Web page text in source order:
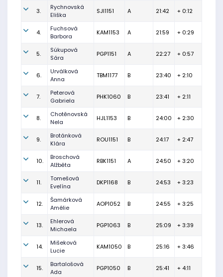
3.
Rychnovská
Eliška
SJI1151 A 21:42 + 0:12
4.
Fuchsová
Barbora
KAM1153 A 21:59 + 0:29
5.
Súkupová
Sára
PGP1151 A 22:27 + 0:57
6.
Urválková
Anna
TBM1177 B 23:40 + 2:10
7.
Peterová
Gabriela
PHK1060 B 23:41 + 2:11
8.
Chotěnovská
Nela
HJL1153 B 24:00 + 2:30
9.
Brotánková
Klára
ROU1151 B 24:17 + 2:47
10.
Broschová
Alžběta
RBK1151 A 24:50 + 3:20
11.
Tomešová
Evelína
DKP1168 B 24:53 + 3:23
12.
Šamárková
Amélie
AOP1052 B 24:55 + 3:25
13.
Ehlerová
Michaela
PGP1063 B 25:09 + 3:39
14.
Mišeková
Lucie
KAM1050 B 25:16 + 3:46
15.
Bartalošová
Ada
PGP1050 B 25:41 + 4:11